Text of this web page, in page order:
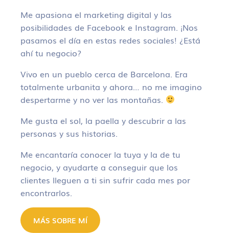
Me apasiona el marketing digital y las
posibilidades de Facebook e Instagram. ¡Nos
pasamos el día en estas redes sociales! ¿Está
ahí tu negocio?
Vivo en un pueblo cerca de Barcelona. Era
totalmente urbanita y ahora… no me imagino
despertarme y no ver las montañas.
Me gusta el sol, la paella y descubrir a las
personas y sus historias.
Me encantaría conocer la tuya y la de tu
negocio, y ayudarte a conseguir que los
clientes lleguen a ti sin sufrir cada mes por
encontrarlos.
MÁS SOBRE MÍ